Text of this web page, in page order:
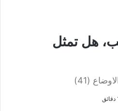
هل تمثل
(41)